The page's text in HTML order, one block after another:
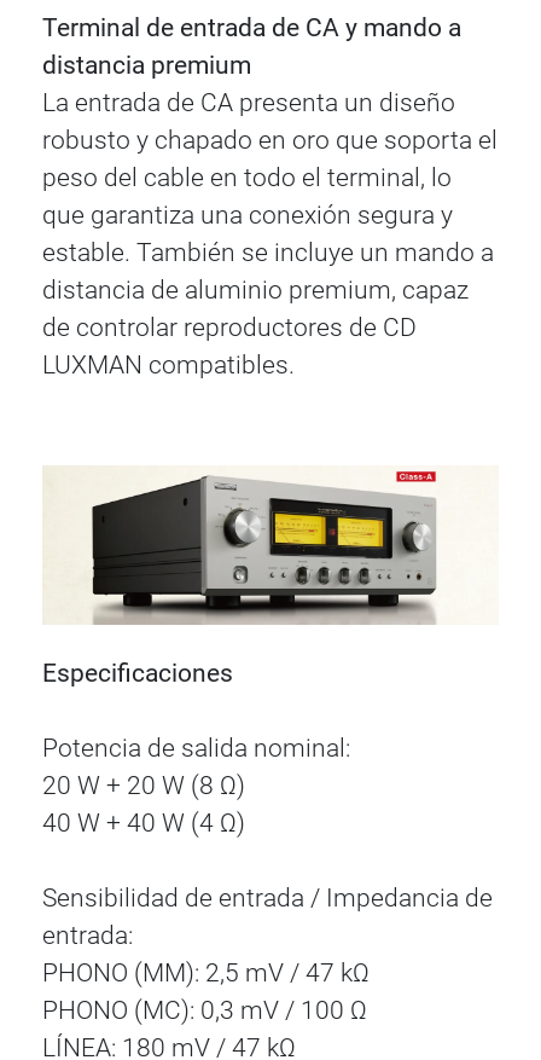
Terminal de entrada de CA y mando a
distancia premium
La entrada de CA presenta un diseño
robusto y chapado en oro que soporta el
peso del cable en todo el terminal, lo
que garantiza una conexión segura y
estable. También se incluye un mando a
distancia de aluminio premium, capaz
de controlar reproductores de CD
LUXMAN compatibles.
Especificaciones
Potencia de salida nominal:
20 W + 20 W (8 Ω)
40 W + 40 W (4 Ω)
Sensibilidad de entrada / Impedancia de
entrada:
PHONO (MM): 2,5 mV / 47 kΩ
PHONO (MC): 0,3 mV / 100 Ω
LÍNEA: 180 mV / 47 kΩ